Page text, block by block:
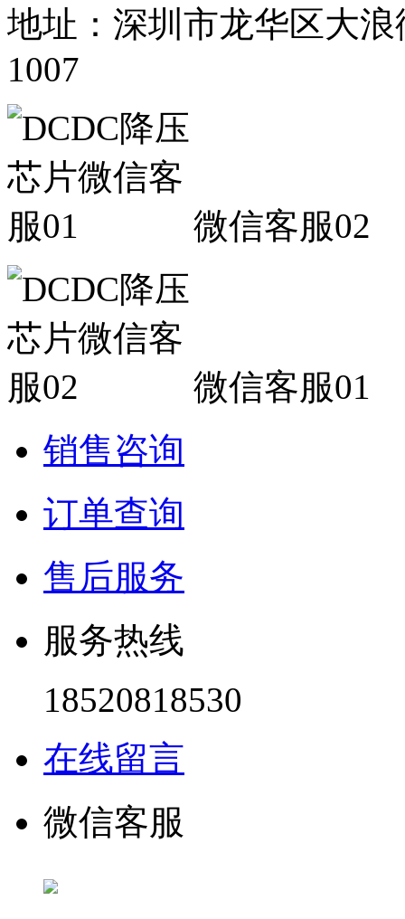
地址：深圳市龙华区大
1007
微信客服02
微信客服01
销售咨询
订单查询
售后服务
服务热线
18520818530
在线留言
微信客服